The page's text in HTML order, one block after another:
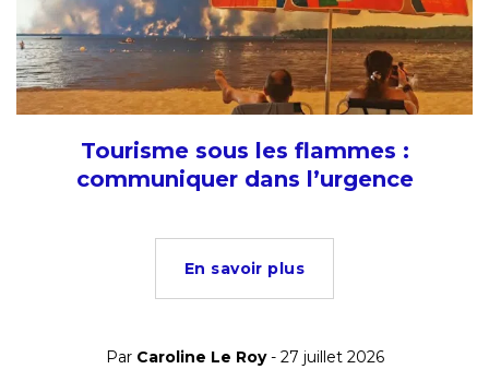
Tourisme sous les flammes :
communiquer dans l’urgence
En savoir plus
Par Caroline Le Roy- 27 juillet 2026